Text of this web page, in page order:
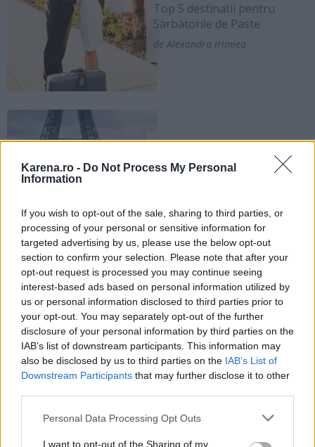
Karena.ro - Do Not Process My Personal
Information
If you wish to opt-out of the sale, sharing to third parties, or
processing of your personal or sensitive information for
targeted advertising by us, please use the below opt-out
section to confirm your selection. Please note that after your
opt-out request is processed you may continue seeing
interest-based ads based on personal information utilized by
us or personal information disclosed to third parties prior to
your opt-out. You may separately opt-out of the further
disclosure of your personal information by third parties on the
IAB’s list of downstream participants. This information may
also be disclosed by us to third parties on the IAB’s List of
Downstream Participants that may further disclose it to other
Please note that this website/app uses one or more Google
not limited to your visit or usage behaviour. You may click to
Personal Data Processing Opt Outs
I want to opt-out of the Sharing of my
Top 5 destinatii pentru
Sarbatorile de Paste
de Alexandra Irimiea
Top 5 idei pentru o mini-
de Florentina Ionescu
04.02.2014
Luna de miere in sezonul
rece: destinatii superbe si
oferte pentru iarna 2014